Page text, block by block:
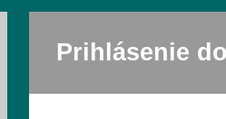
Prihlásenie